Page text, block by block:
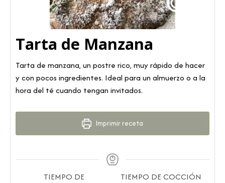
Tarta de Manzana
Tarta de manzana, un postre rico, muy rápido de hacer
y con pocos ingredientes. Ideal para un almuerzo o a la
hora del té cuando tengan invitados.
Imprimir receta
TIEMPO DE
TIEMPO DE COCCIÓN